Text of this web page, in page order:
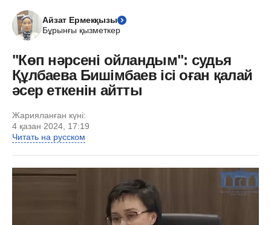
Айзат Ермекқызы
Бұрынғы қызметкер
"Көп нәрсені ойландым": судья
Құлбаева Бишімбаев ісі оған қалай
әсер еткенін айтты
Жарияланған күні:
4 қазан 2024, 17:19
Читать на русском